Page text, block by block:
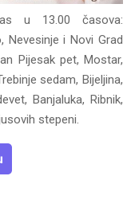
u 13.00 časova:
Nevesinje i Novi Grad
Pijesak pet, Mostar,
sedam, Bijeljina,
Banjaluka, Ribnik,
stepeni.